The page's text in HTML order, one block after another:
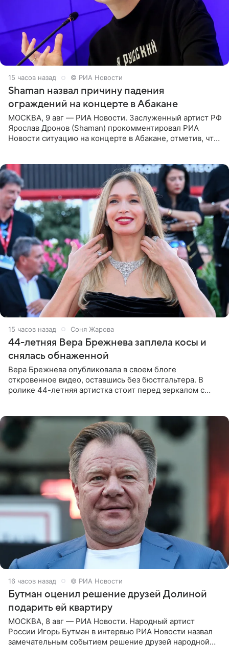
15 часов назад © РИА Новости
Shaman назвал причину падения
ограждений на концерте в Абакане
МОСКВА, 9 авг — РИА Новости. Заслуженный артист РФ
Ярослав Дронов (Shaman) прокомментировал РИА
Новости ситуацию на концерте в Абакане, отметив, что
15 часов назад Соня Жарова
44-летняя Вера Брежнева заплела косы и
снялась обнаженной
Вера Брежнева опубликовала в своем блоге
откровенное видео, оставшись без бюстгальтера. В
ролике 44-летняя артистка стоит перед зеркалом с
16 часов назад © РИА Новости
Бутман оценил решение друзей Долиной
подарить ей квартиру
МОСКВА, 8 авг — РИА Новости. Народный артист
России Игорь Бутман в интервью РИА Новости назвал
замечательным событием решение друзей народной